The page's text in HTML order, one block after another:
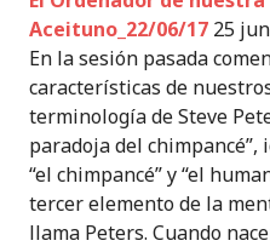
Aceituno_22/06/17 25
En la sesión pasada
características de
terminología de Steve
paradoja del
“el chimpancé” y “el
tercer elemento de la
llama Peters. Cuando